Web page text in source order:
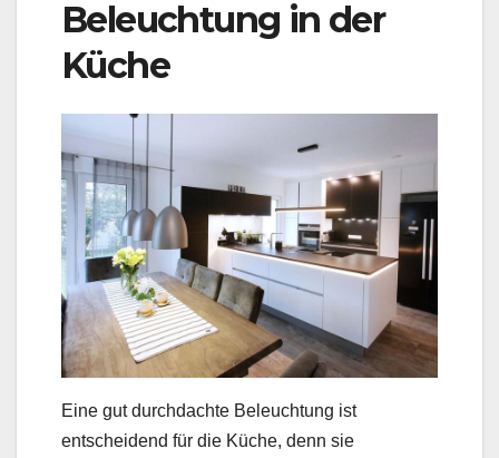
Beleuchtung in der
Küche
Eine gut durchdachte Beleuchtung ist
entscheidend für die Küche, denn sie